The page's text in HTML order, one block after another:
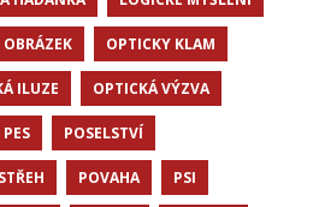
OBRÁZEK OPTICKY KLAM
ILUZE OPTICKÁ VÝZVA
PES POSELSTVÍ
POVAHA PSI